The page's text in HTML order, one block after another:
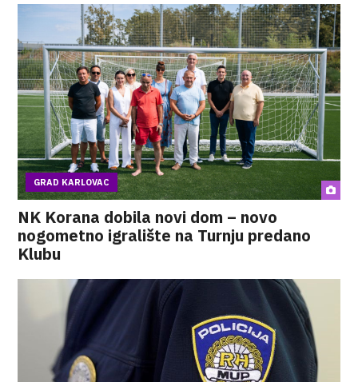
GRAD KARLOVAC
NK Korana dobila novi dom – novo
nogometno igralište na Turnju predano
Klubu